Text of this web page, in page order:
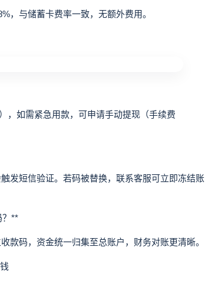
与储蓄卡费率一致，无额外费用。
如需紧急用款，可申请手动提现（手续费
短信验证。若码被替换，联系客服可立即冻结账
**
码，资金统一归集至总账户，财务对账更清晰。